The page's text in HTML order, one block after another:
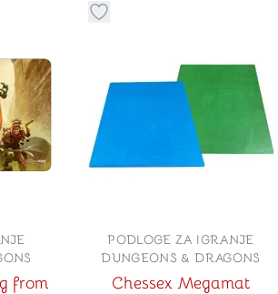
stvari u kategoriju omiljeno
from
Dugme za dodavanje stvari
Chessex Megamat
PODLOGE ZA IGRANJE
DUNGEONS & DRAGONS